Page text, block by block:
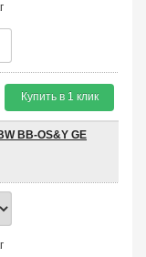
Купить в 1 клик
BB-OS&Y GE